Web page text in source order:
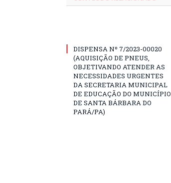
DISPENSA Nº 7/2023-00020
(AQUISIÇÃO DE PNEUS,
OBJETIVANDO ATENDER AS
NECESSIDADES URGENTES
DA SECRETARIA MUNICIPAL
DE EDUCAÇÃO DO MUNICÍPIO
DE SANTA BÁRBARA DO
PARÁ/PA)